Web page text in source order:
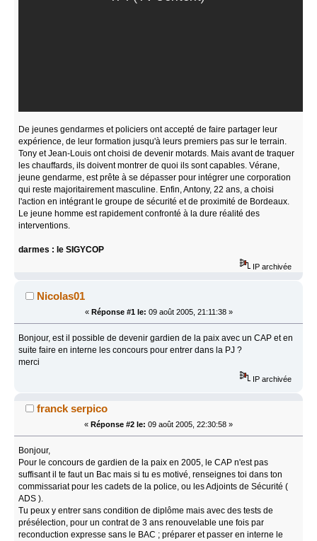
De jeunes gendarmes et policiers ont accepté de faire partager leur
expérience, de leur formation jusqu'à leurs premiers pas sur le terrain.
Tony et Jean-Louis ont choisi de devenir motards. Mais avant de traquer
les chauffards, ils doivent montrer de quoi ils sont capables. Vérane,
jeune gendarme, est prête à se dépasser pour intégrer une corporation
qui reste majoritairement masculine. Enfin, Antony, 22 ans, a choisi
l'action en intégrant le groupe de sécurité et de proximité de Bordeaux.
Le jeune homme est rapidement confronté à la dure réalité des
interventions.
: le SIGYCOP
IP archivée
Nicolas01
« Réponse #1 le: 09 août 2005, 21:11:38 »
Bonjour, est il possible de devenir gardien de la paix avec un CAP et en
suite faire en interne les concours pour entrer dans la PJ ?
merci
IP archivée
franck serpico
« Réponse #2 le: 09 août 2005, 22:30:58 »
Bonjour,
Pour le concours de gardien de la paix en 2005, le CAP n'est pas
suffisant il te faut un Bac mais si tu es motivé, renseignes toi dans ton
commissariat pour les cadets de la police, ou les Adjoints de Sécurité (
ADS ).
Tu peux y entrer sans condition de diplôme mais avec des tests de
présélection, pour un contrat de 3 ans renouvelable une fois par
reconduction expresse sans le BAC ; préparer et passer en interne le